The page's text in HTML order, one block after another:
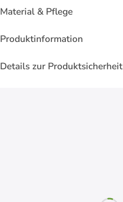
Material & Pflege
Produktinformation
Details zur Produktsicherheit